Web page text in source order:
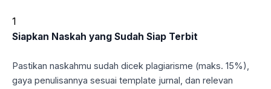
1
Siapkan Naskah yang Sudah Siap Terbit
Pastikan naskahmu sudah dicek plagiarisme (maks. 15%),
gaya penulisannya sesuai template jurnal, dan relevan